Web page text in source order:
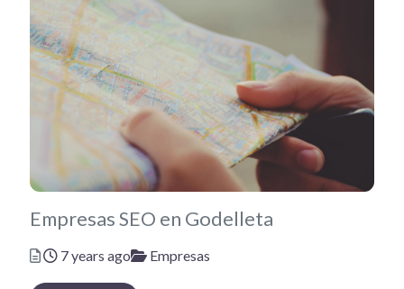
Empresas SEO en Godelleta
Posted
7 years ago Categories
Empresas